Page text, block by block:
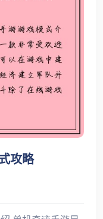
攻略